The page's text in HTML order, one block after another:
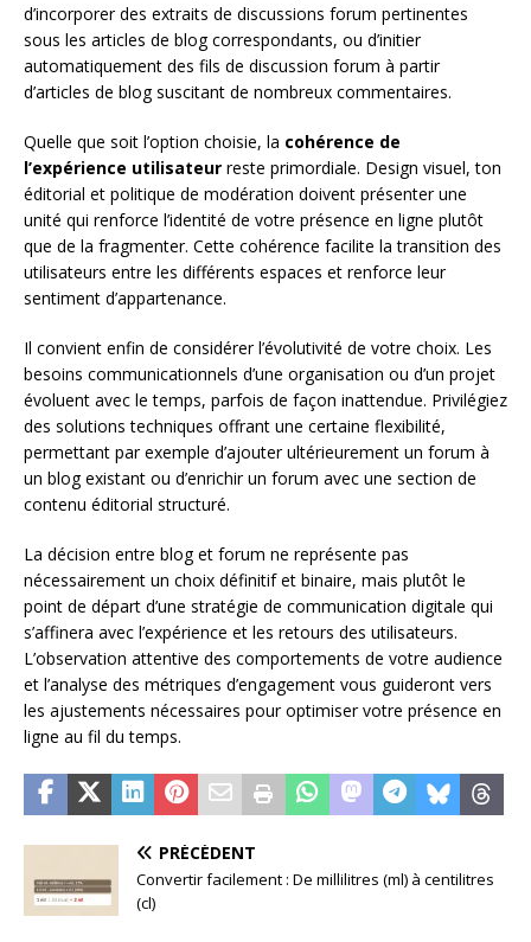
d’incorporer des extraits de discussions forum pertinentes
sous les articles de blog correspondants, ou d’initier
automatiquement des fils de discussion forum à partir
d’articles de blog suscitant de nombreux commentaires.
Quelle que soit l’option choisie, la cohérence de
l’expérience utilisateur reste primordiale. Design visuel, ton
éditorial et politique de modération doivent présenter une
unité qui renforce l’identité de votre présence en ligne plutôt
que de la fragmenter. Cette cohérence facilite la transition des
utilisateurs entre les différents espaces et renforce leur
sentiment d’appartenance.
Il convient enfin de considérer l’évolutivité de votre choix. Les
besoins communicationnels d’une organisation ou d’un projet
évoluent avec le temps, parfois de façon inattendue. Privilégiez
des solutions techniques offrant une certaine flexibilité,
permettant par exemple d’ajouter ultérieurement un forum à
un blog existant ou d’enrichir un forum avec une section de
contenu éditorial structuré.
La décision entre blog et forum ne représente pas
nécessairement un choix définitif et binaire, mais plutôt le
point de départ d’une stratégie de communication digitale qui
s’affinera avec l’expérience et les retours des utilisateurs.
L’observation attentive des comportements de votre audience
et l’analyse des métriques d’engagement vous guideront vers
les ajustements nécessaires pour optimiser votre présence en
ligne au fil du temps.
PRÉCÉDENT
Convertir facilement : De millilitres (ml) à centilitres
(cl)